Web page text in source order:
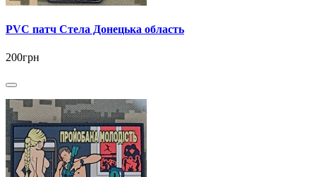
PVC патч Стела Донецька область
200грн